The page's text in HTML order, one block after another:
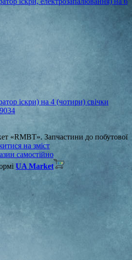
іскри) на 4 (чотири) свічки
«RMBT». Запчастини до побутової
на зміст
самостійно
UA Market